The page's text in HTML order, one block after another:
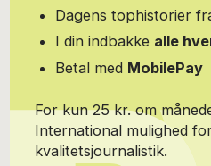
gift med Søren, der driver
og Tyskland og mor til tre unge
lægge skjul på, at hun er meget
mad længere men vil hellere ligge
virksomhed findes her.
Dagens tophistorier
I din indbakke alle
Betal med MobilePay
For kun 25 kr. om
International mulighed
kvalitetsjournalistik.